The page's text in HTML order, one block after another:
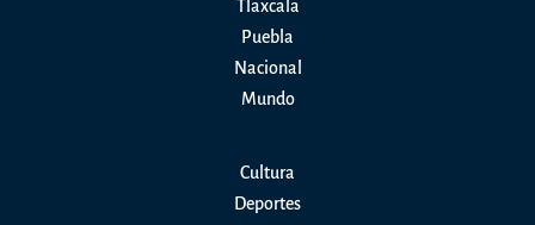
Tlaxcala
Puebla
Nacional
Mundo
Cultura
Deportes